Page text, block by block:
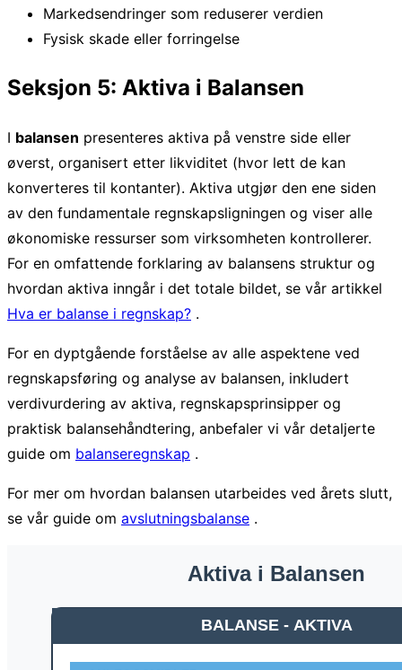
Markedsendringer som reduserer verdien
Fysisk skade eller forringelse
Seksjon 5: Aktiva i Balansen
I balansen presenteres aktiva på venstre side eller
øverst, organisert etter likviditet (hvor lett de kan
konverteres til kontanter). Aktiva utgjør den ene siden
av den fundamentale regnskapsligningen og viser alle
økonomiske ressurser som virksomheten kontrollerer.
For en omfattende forklaring av balansens struktur og
hvordan aktiva inngår i det totale bildet, se vår artikkel
Hva er balanse i regnskap? .
For en dyptgående forståelse av alle aspektene ved
regnskapsføring og analyse av balansen, inkludert
verdivurdering av aktiva, regnskapsprinsipper og
praktisk balansehåndtering, anbefaler vi vår detaljerte
guide om balanseregnskap .
For mer om hvordan balansen utarbeides ved årets slutt,
se vår guide om avslutningsbalanse .